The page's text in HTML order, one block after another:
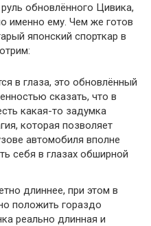
обновлённого Цивика,
именно ему. Чем же готов
японский спорткар в
в глаза, это обновлённый
сказать, что в
какая-то задумка
которая позволяет
автомобиля вполне
себя в глазах обширной
длиннее, при этом в
положить гораздо
реально длинная и